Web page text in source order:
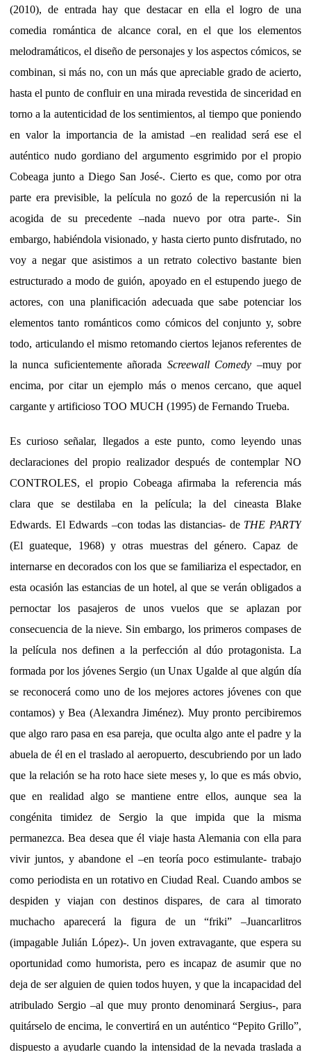
(2010), de entrada hay que destacar en ella el logro de una
comedia romántica de alcance coral, en el que los elementos
melodramáticos, el diseño de personajes y los aspectos cómicos, se
combinan, si más no, con un más que apreciable grado de acierto,
hasta el punto de confluir en una mirada revestida de sinceridad en
torno a la autenticidad de los sentimientos, al tiempo que poniendo
en valor la importancia de la amistad –en realidad será ese el
auténtico nudo gordiano del argumento esgrimido por el propio
Cobeaga junto a Diego San José-. Cierto es que, como por otra
parte era previsible, la película no gozó de la repercusión ni la
acogida de su precedente –nada nuevo por otra parte-. Sin
embargo, habiéndola visionado, y hasta cierto punto disfrutado, no
voy a negar que asistimos a un retrato colectivo bastante bien
estructurado a modo de guión, apoyado en el estupendo juego de
actores, con una planificación adecuada que sabe potenciar los
elementos tanto románticos como cómicos del conjunto y, sobre
todo, articulando el mismo retomando ciertos lejanos referentes de
la nunca suficientemente añorada Screewall Comedy –muy por
encima, por citar un ejemplo más o menos cercano, que aquel
cargante y artificioso TOO MUCH (1995) de Fernando Trueba.
Es curioso señalar, llegados a este punto, como leyendo unas
declaraciones del propio realizador después de contemplar NO
CONTROLES, el propio Cobeaga afirmaba la referencia más
clara que se destilaba en la película; la del cineasta Blake
Edwards. El Edwards –con todas las distancias- de THE PARTY
(El guateque, 1968) y otras muestras del género. Capaz de
internarse en decorados con los que se familiariza el espectador, en
esta ocasión las estancias de un hotel, al que se verán obligados a
pernoctar los pasajeros de unos vuelos que se aplazan por
consecuencia de la nieve. Sin embargo, los primeros compases de
la película nos definen a la perfección al dúo protagonista. La
formada por los jóvenes Sergio (un Unax Ugalde al que algún día
se reconocerá como uno de los mejores actores jóvenes con que
contamos) y Bea (Alexandra Jiménez). Muy pronto percibiremos
que algo raro pasa en esa pareja, que oculta algo ante el padre y la
abuela de él en el traslado al aeropuerto, descubriendo por un lado
que la relación se ha roto hace siete meses y, lo que es más obvio,
que en realidad algo se mantiene entre ellos, aunque sea la
congénita timidez de Sergio la que impida que la misma
permanezca. Bea desea que él viaje hasta Alemania con ella para
vivir juntos, y abandone el –en teoría poco estimulante- trabajo
como periodista en un rotativo en Ciudad Real. Cuando ambos se
despiden y viajan con destinos dispares, de cara al timorato
muchacho aparecerá la figura de un “friki” –Juancarlitros
(impagable Julián López)-. Un joven extravagante, que espera su
oportunidad como humorista, pero es incapaz de asumir que no
deja de ser alguien de quien todos huyen, y que la incapacidad del
atribulado Sergio –al que muy pronto denominará Sergius-, para
quitárselo de encima, le convertirá en un auténtico “Pepito Grillo”,
dispuesto a ayudarle cuando la intensidad de la nevada traslada a